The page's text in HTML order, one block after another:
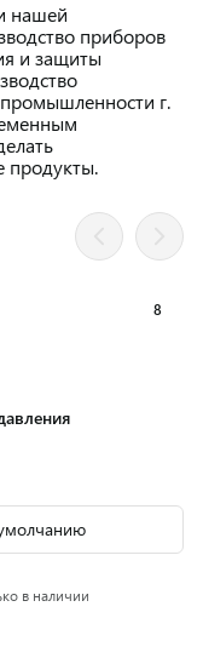
нашей
приборов
и защиты
г.
продукты.
8
в наличии